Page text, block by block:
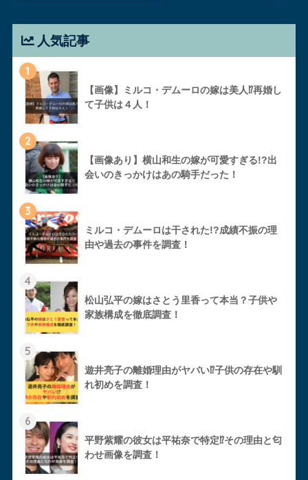
人気記事
1
【画像】ミルコ・デムーロの嫁は美人⁉︎再婚し
て子供は４人！
2
【画像あり】横山和生の嫁が可愛すぎる!?出
会いのきっかけはあの騎手だった！
3
ミルコ・デムーロは干された!?成績不振の理
由や過去の事件を調査！
4
松山弘平の嫁はさとう里香って本当？子供や
家族構成を徹底調査！
5
遊井亮子の離婚理由がヤバい⁉︎子供の存在や馴
れ初めを調査！
6
平野紫耀の彼女は平祐奈で特定⁉︎その理由と匂
わせ画像を調査！